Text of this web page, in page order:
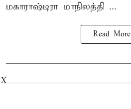
மகாராஷ்டிரா மாநிலத்தி ...
Read More
X